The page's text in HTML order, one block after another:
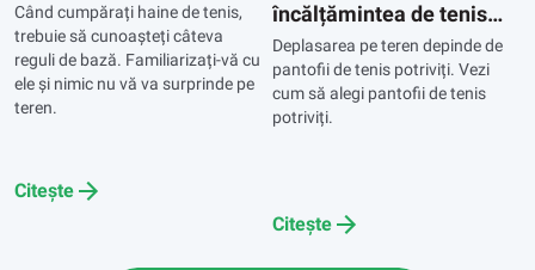
Când cumpărați haine de tenis,
trebuie să cunoașteți câteva
reguli de bază. Familiarizați-vă cu
ele și nimic nu vă va surprinde pe
teren.
Citește
încălțămintea de tenis
potrivită?
Deplasarea pe teren depinde de
pantofii de tenis potriviți. Vezi
cum să alegi pantofii de tenis
potriviți.
Citește